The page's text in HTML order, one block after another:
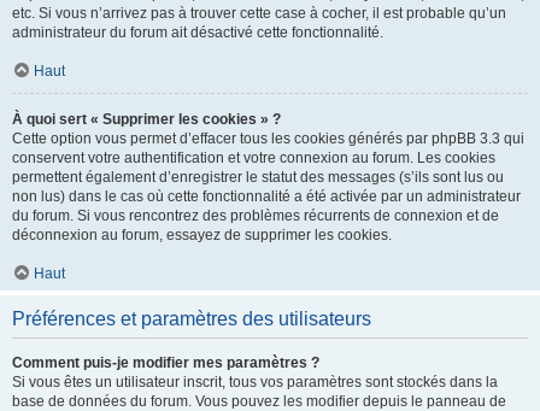
etc. Si vous n’arrivez pas à trouver cette case à cocher, il est probable qu’un
administrateur du forum ait désactivé cette fonctionnalité.
Haut
À quoi sert « Supprimer les cookies » ?
Cette option vous permet d’effacer tous les cookies générés par phpBB 3.3 qui
conservent votre authentification et votre connexion au forum. Les cookies
permettent également d’enregistrer le statut des messages (s’ils sont lus ou
non lus) dans le cas où cette fonctionnalité a été activée par un administrateur
du forum. Si vous rencontrez des problèmes récurrents de connexion et de
déconnexion au forum, essayez de supprimer les cookies.
Haut
Préférences et paramètres des utilisateurs
Comment puis-je modifier mes paramètres ?
Si vous êtes un utilisateur inscrit, tous vos paramètres sont stockés dans la
base de données du forum. Vous pouvez les modifier depuis le panneau de